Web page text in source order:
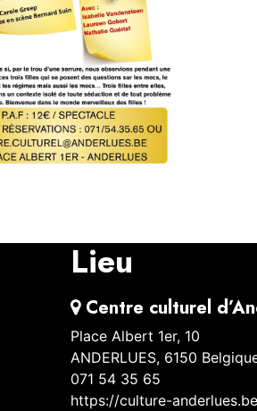
Lieu
Centre culturel
Place Albert 1er, 10
ANDERLUES, 6150
071 54 35 65
https://culture-